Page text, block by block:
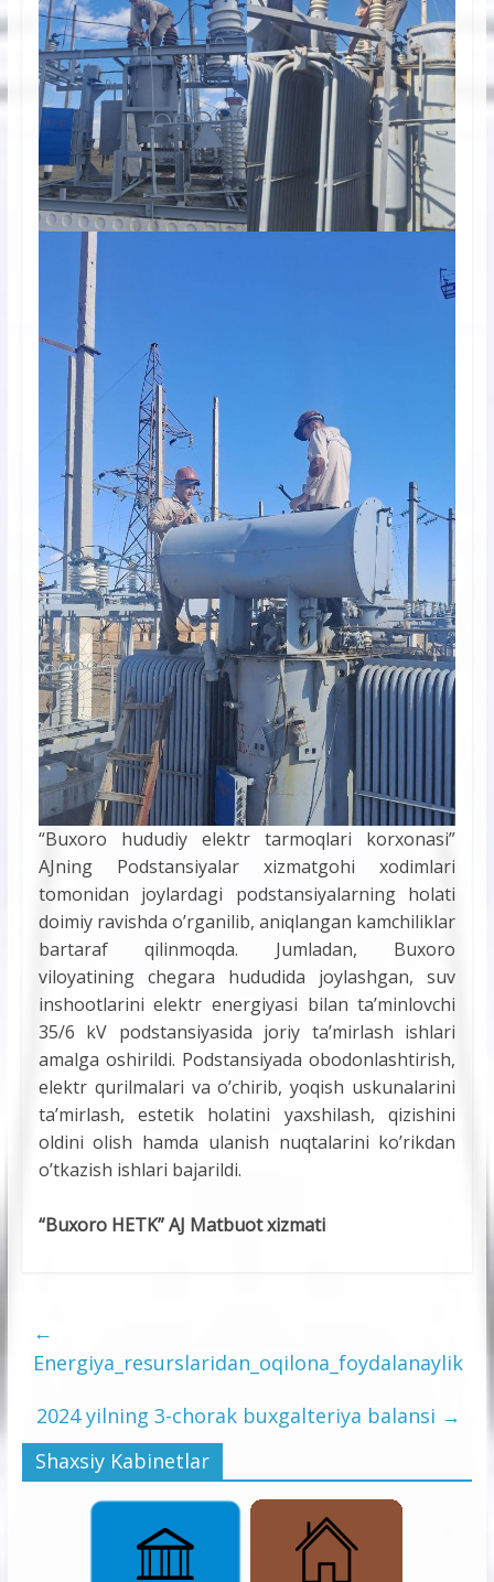
“Buxoro hududiy elektr tarmoqlari korxonasi”
AJning Podstansiyalar xizmatgohi xodimlari
tomonidan joylardagi podstansiyalarning holati
doimiy ravishda o’rganilib, aniqlangan kamchiliklar
bartaraf qilinmoqda. Jumladan, Buxoro
viloyatining chegara hududida joylashgan, suv
inshootlarini elektr energiyasi bilan ta’minlovchi
35/6 kV podstansiyasida joriy ta’mirlash ishlari
amalga oshirildi. Podstansiyada obodonlashtirish,
elektr qurilmalari va o’chirib, yoqish uskunalarini
ta’mirlash, estetik holatini yaxshilash, qizishini
oldini olish hamda ulanish nuqtalarini ko’rikdan
o’tkazish ishlari bajarildi.
“Buxoro HETK” AJ Matbuot xizmati
←
Energiya_resurslaridan_oqilona_foydalanaylik
2024 yilning 3-chorak buxgalteriya balansi →
Shaxsiy Kabinetlar